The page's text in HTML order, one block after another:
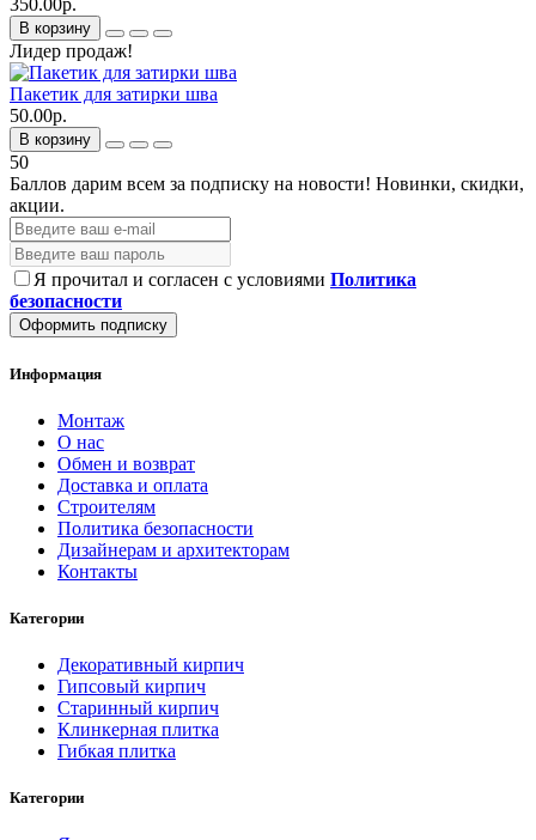
350.00р.
В корзину
Лидер продаж!
Пакетик для затирки шва
50.00р.
В корзину
50
Баллов дарим всем за подписку на новости! Новинки, скидки,
акции.
Я прочитал и согласен с условиями Политика
безопасности
Оформить подписку
Информация
Монтаж
О нас
Обмен и возврат
Доставка и оплата
Строителям
Политика безопасности
Дизайнерам и архитекторам
Контакты
Категории
Декоративный кирпич
Гипсовый кирпич
Старинный кирпич
Клинкерная плитка
Гибкая плитка
Категории